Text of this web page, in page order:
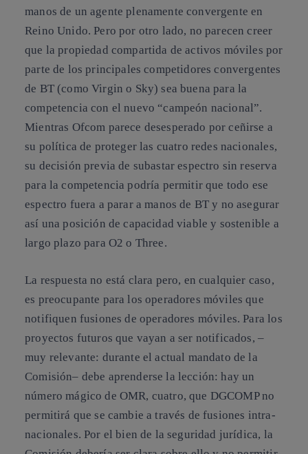
manos de un agente plenamente convergente en
Reino Unido. Pero por otro lado, no parecen creer
que la propiedad compartida de activos móviles por
parte de los principales competidores convergentes
de BT (como Virgin o Sky) sea buena para la
competencia con el nuevo “campeón nacional”.
Mientras Ofcom parece desesperado por ceñirse a
su política de proteger las cuatro redes nacionales,
su decisión previa de subastar espectro sin reserva
para la competencia podría permitir que todo ese
espectro fuera a parar a manos de BT y no asegurar
así una posición de capacidad viable y sostenible a
largo plazo para O2 o Three.
La respuesta no está clara pero, en cualquier caso,
es preocupante para los operadores móviles que
notifiquen fusiones de operadores móviles. Para los
proyectos futuros que vayan a ser notificados, –
muy relevante: durante el actual mandato de la
Comisión– debe aprenderse la lección: hay un
número mágico de OMR, cuatro, que DGCOMP no
permitirá que se cambie a través de fusiones intra-
nacionales. Por el bien de la seguridad jurídica, la